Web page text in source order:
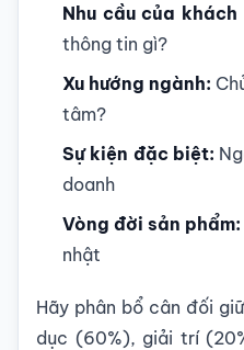
Nhu cầu của khách
thông tin gì?
Xu hướng ngành:
tâm?
Sự kiện đặc biệt:
doanh
Vòng đời sản phẩm:
nhật
Hãy phân bổ cân đối
dục (60%), giải trí